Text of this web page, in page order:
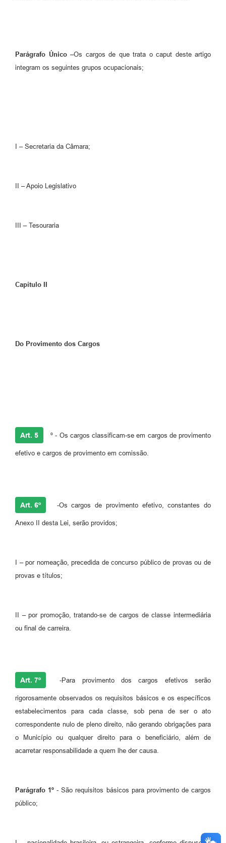
Parágrafo Único–Os cargos de que trata o caput deste artigo
integram os seguintes grupos ocupacionais;
I – Secretaria da Câmara;
II – Apoio Legislativo
III – Tesouraria
Capítulo II
Do Provimento dos Cargos
Art. 5 º - Os cargos classificam-se em cargos de provimento
efetivo e cargos de provimento em comissão.
Art. 6º -Os cargos de provimento efetivo, constantes do
Anexo II desta Lei, serão providos;
I – por nomeação, precedida de concurso público de provas ou de
provas e títulos;
II – por promoção, tratando-se de cargos de classe intermediária
ou final de carreira.
Art. 7º -Para provimento dos cargos efetivos serão
rigorosamente observados os requisitos básicos e os específicos
estabelecimentos para cada classe, sob pena de ser o ato
correspondente nulo de pleno direito, não gerando obrigações para
o Município ou qualquer direito para o beneficiário, além de
acarretar responsabilidade a quem lhe der causa.
Parágrafo 1º - São requisitos básicos para provimento de cargos
público;